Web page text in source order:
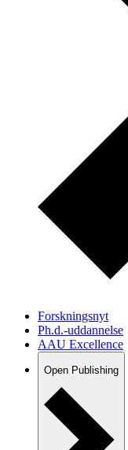
Forskningsnyt
Ph.d.-uddannelse
AAU Excellence
Open Publishing